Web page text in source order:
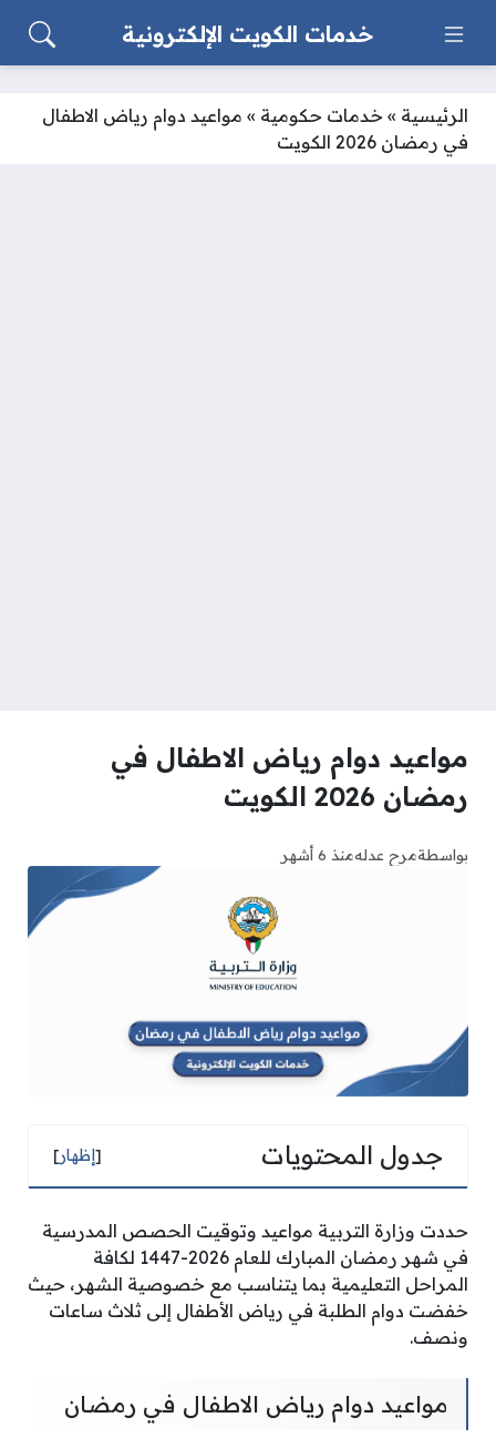
خدمات الكويت الإلكترونية
الرئيسية » خدمات حكومية » مواعيد دوام رياض الاطفال
في رمضان 2026 الكويت
مواعيد دوام رياض الاطفال في
رمضان 2026 الكويت
بواسطةمرح عدلهمنذ 6 أشهر
جدول المحتويات [إظهار]
حددت وزارة التربية مواعيد وتوقيت الحصص المدرسية
في شهر رمضان المبارك للعام 2026-1447 لكافة
المراحل التعليمية بما يتناسب مع خصوصية الشهر، حيث
خفضت دوام الطلبة في رياض الأطفال إلى ثلاث ساعات
ونصف.
مواعيد دوام رياض الاطفال في رمضان